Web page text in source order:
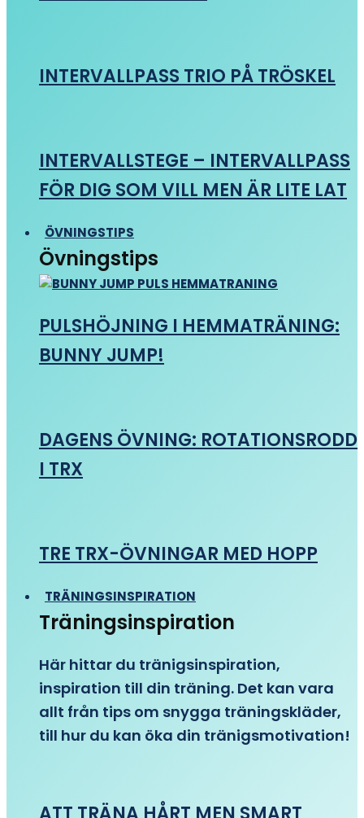
INTERVALLPASS TRIO PÅ TRÖSKEL
INTERVALLSTEGE – INTERVALLPASS
FÖR DIG SOM VILL MEN ÄR LITE LAT
ÖVNINGSTIPS
Övningstips
PULSHÖJNING I HEMMATRÄNING:
BUNNY JUMP!
DAGENS ÖVNING: ROTATIONSRODD
I TRX
TRE TRX-ÖVNINGAR MED HOPP
TRÄNINGSINSPIRATION
Träningsinspiration
Här hittar du tränigsinspiration,
inspiration till din träning. Det kan vara
allt från tips om snygga träningskläder,
till hur du kan öka din tränigsmotivation!